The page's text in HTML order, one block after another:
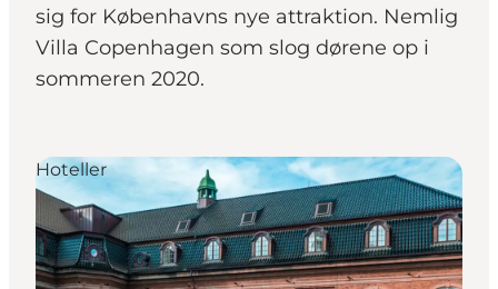
sig for Københavns nye attraktion. Nemlig
Villa Copenhagen som slog dørene op i
sommeren 2020.
Hoteller